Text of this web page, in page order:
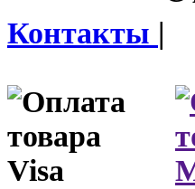
Контакты |